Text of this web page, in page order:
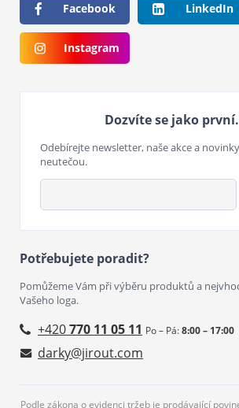
Facebook LinkedIn
Instagram
Dozvíte se jako
Odebírejte newsletter, naše akce a
neutečou.
Potřebujete poradit?
Pomůžeme Vám při výběru produktů a
Vašeho loga.
+420770 11 05 11 Po – Pá:8:00 – 17:00
darky@jirout.com
Podle zákona o evidenci tržeb je prodávající